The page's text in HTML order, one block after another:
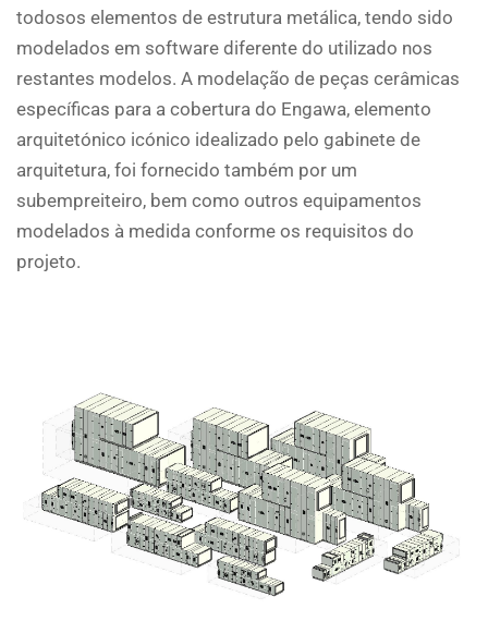
todosos elementos de estrutura metálica, tendo sido
modelados em software diferente do utilizado nos
restantes modelos. A modelação de peças cerâmicas
específicas para a cobertura do Engawa, elemento
arquitetónico icónico idealizado pelo gabinete de
arquitetura, foi fornecido também por um
subempreiteiro, bem como outros equipamentos
modelados à medida conforme os requisitos do
projeto.